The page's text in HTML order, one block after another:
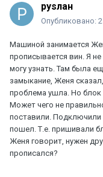
руsлан
Опубликовано:
Машиной занимается
прописывается вин. Я
могу узнать. Там была
замыкание, Женя
проблема ушла. Но блок
Может чего не
поставили. Подключили
пошел. Т.е. пришивали
Женя говорит, нужен
прописался?